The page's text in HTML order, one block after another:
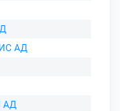
АД
АД